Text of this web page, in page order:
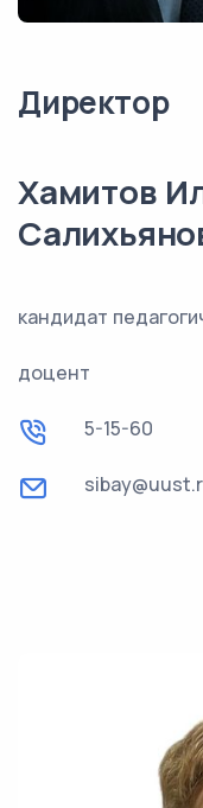
Директор
Хамитов
кандидат
доцент
5-15-60